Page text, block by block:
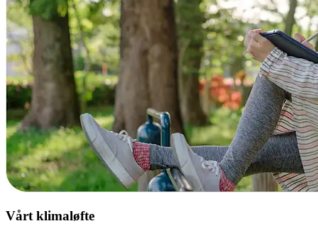
Vårt klimaløfte